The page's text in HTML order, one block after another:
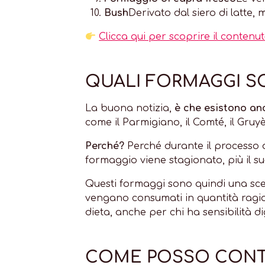
Bush Derivato dal siero di latte,
Clicca qui per scoprire il
QUALI FORMAGGI
La buona notizia, è che esistono
come il Parmigiano, il Comté, il
Perché? Perché durante il processo
formaggio viene stagionato, più il
Questi formaggi sono quindi una
vengano consumati in quantità
dieta, anche per chi ha sensibilità
COME POSSO